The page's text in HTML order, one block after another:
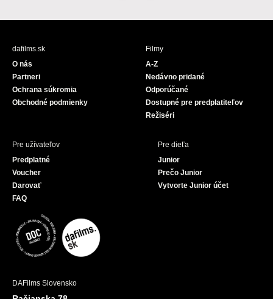
c
u
e
dafilms.sk
O nás
Partneri
Ochrana súkromia
Obchodné podmienky
Filmy
A-Z
Nedávno pridané
Odporúčané
Dostupné pre predplatiteľov
Režiséri
Pre užívateľov
Predplatné
Voucher
Darovať
FAQ
Pre dieťa
Junior
Prečo Junior
Vytvorte Junior účet
DAFilms Slovensko